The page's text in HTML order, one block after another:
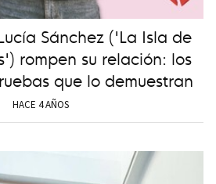
Sánchez ('La Isla de
rompen su relación: los
que lo demuestran
HACE 4 AÑOS